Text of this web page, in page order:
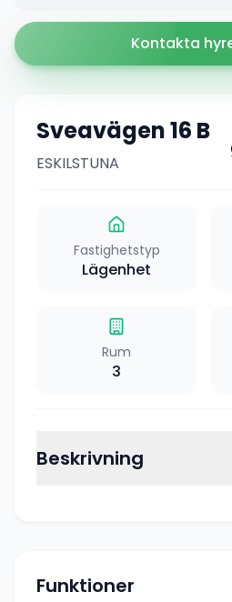
Kontakta
Sveavägen 16 B
ESKILSTUNA
Fastighetstyp
Lägenhet
Rum
3
Beskrivning
Funktioner